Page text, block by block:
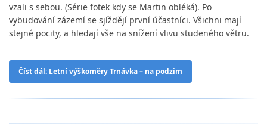
vzali s sebou. (Série fotek kdy se Martin obléká). Po
vybudování zázemí se sjíždějí první účastníci. Všichni mají
stejné pocity, a hledají vše na snížení vlivu studeného větru.
Číst dál: Letní výškoměry Trnávka – na podzim